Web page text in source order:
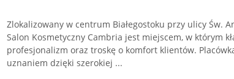
Zlokalizowany w centrum Białegostoku przy ulicy Św.
Salon Kosmetyczny Cambria jest miejscem, w którym
profesjonalizm oraz troskę o komfort klientów.
uznaniem dzięki szerokiej ...